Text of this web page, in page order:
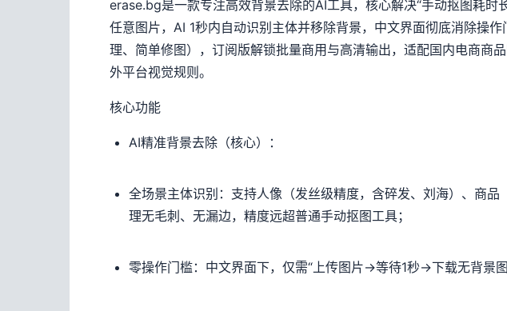
erase.bg是一款专注高效背景去除的AI工具，核心解决“手动抠图耗
任意图片，AI 1秒内自动识别主体并移除背景，中文界面彻底消除操
理、简单修图），订阅版解锁批量商用与高清输出，适配国内电商商
外平台视觉规则。
核心功能
AI精准背景去除（核心）：
全场景主体识别：支持人像（发丝级精度，含碎发、刘海）、商
理无毛刺、无漏边，精度远超普通手动抠图工具；
零操作门槛：中文界面下，仅需“上传图片→等待1秒→下载无背景